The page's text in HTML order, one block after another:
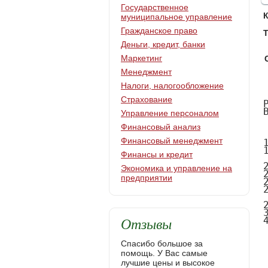
Государственное
муниципальное управление
Гражданское право
Деньги, кредит, банки
Маркетинг
Менеджмент
Налоги, налогообложение
Страхование
Управление персоналом
Финансовый анализ
Финансовый менеджмент
Финансы и кредит
Экономика и управление на
предприятии
Отзывы
Спасибо большое за
помощь. У Вас самые
лучшие цены и высокое